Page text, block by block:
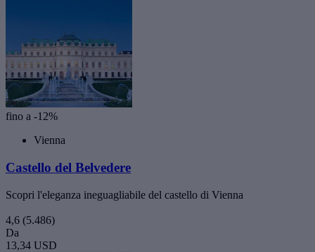
fino a -12%
Vienna
Castello del Belvedere
Scopri l'eleganza ineguagliabile del castello di Vienna
4,6 (5.486)
Da
13,34 USD